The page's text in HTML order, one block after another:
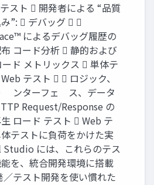
スト  開発者による “品質
”:  デバッグ  
によるデバッグ履歴の
コード分析  静的および
ド メトリックス  単体テ
テスト   ロジック、
゗ンターフェ゗ス、データ
Request/Response の
ロード テスト  Web テ
テストに負荷をかけた実
Studio には、これらのテス
能を、統合開発環境に搭載
／テスト開発を使い慣れた